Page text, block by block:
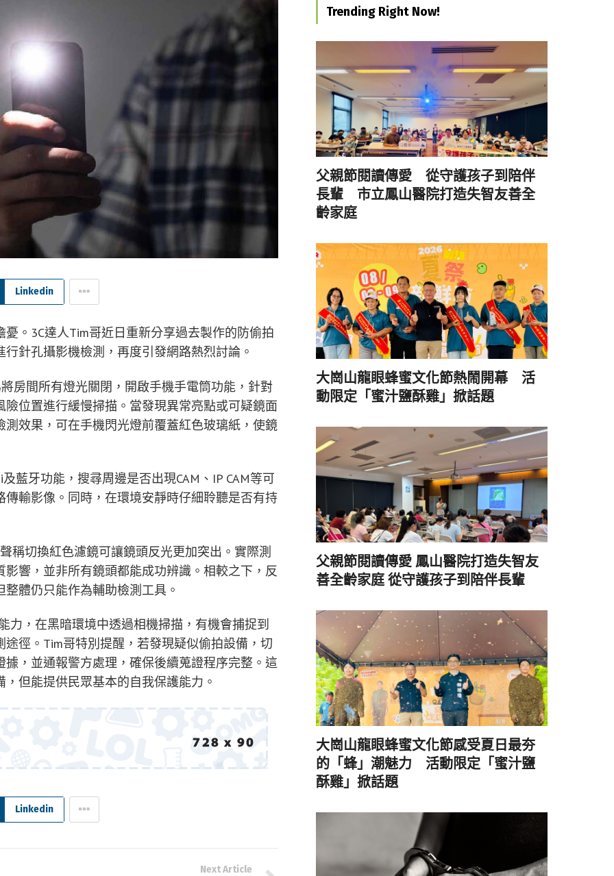
Linkedin
。3C達人Tim哥近日重新分享過去製作的防偷拍
針孔攝影機檢測，再度引發網路熱烈討論。
房間所有燈光關閉，開啟手機手電筒功能，針對
位置進行緩慢掃描。當發現異常亮點或可疑鏡面
效果，可在手機閃光燈前覆蓋紅色玻璃紙，使鏡
藍牙功能，搜尋周邊是否出現CAM、IP CAM等可
輸影像。同時，在環境安靜時仔細聆聽是否有持
稱切換紅色濾鏡可讓鏡頭反光更加突出。實際測
響，並非所有鏡頭都能成功辨識。相較之下，反
體仍只能作為輔助檢測工具。
力，在黑暗環境中透過相機掃描，有機會捕捉到
徑。Tim哥特別提醒，若發現疑似偷拍設備，切
，並通報警方處理，確保後續蒐證程序完整。這
但能提供民眾基本的自我保護能力。
Linkedin
Next Article
Trending Right Now!
父親節閱讀傳愛 從守護孩子到陪伴
長輩 市立鳳山醫院打造失智友善全
齡家庭
大崗山龍眼蜂蜜文化節熱鬧開幕 活
動限定「蜜汁鹽酥雞」掀話題
父親節閱讀傳愛 鳳山醫院打造失智友
善全齡家庭 從守護孩子到陪伴長輩
大崗山龍眼蜂蜜文化節感受夏日最夯
的「蜂」潮魅力 活動限定「蜜汁鹽
酥雞」掀話題